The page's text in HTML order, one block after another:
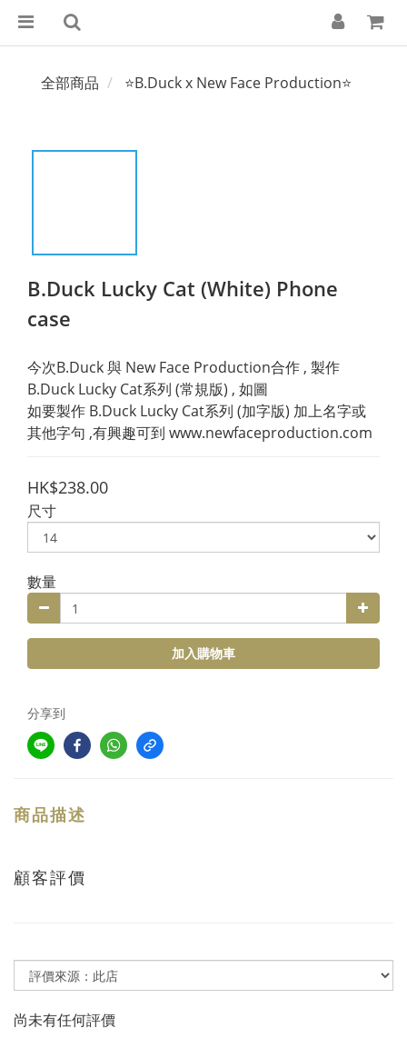
全部商品 ⭐B.Duck x New Face Production⭐
B.Duck Lucky Cat (White) Phone
case
今次B.Duck 與 New Face Production合作 , 製作
B.Duck Lucky Cat系列 (常規版) , 如圖
如要製作 B.Duck Lucky Cat系列 (加字版) 加上名字或
其他字句 ,有興趣可到 www.newfaceproduction.com
HK$238.00
尺寸
數量
加入購物車
分享到
商品描述
顧客評價
尚未有任何評價